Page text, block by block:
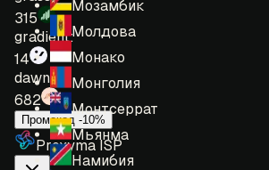
Мозамбик
Молдова
Монако
Монголия
Монтсеррат
Мьянма
Намибия
315
gradient:
14
dawn:
682
Промокод -10%
Proxyma ISP